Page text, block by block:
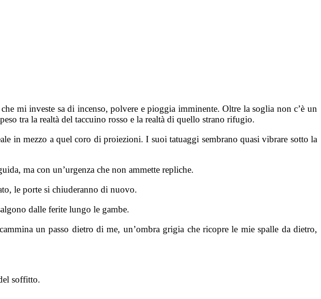
mi investe sa di incenso, polvere e pioggia imminente. Oltre la soglia non c’è un
tra la realtà del taccuino rosso e la realtà di quello strano rifugio.
in mezzo a quel coro di proiezioni. I suoi tatuaggi sembrano quasi vibrare sotto la
ma con un’urgenza che non ammette repliche.
le porte si chiuderanno di nuovo.
dalle ferite lungo le gambe.
un passo dietro di me, un’ombra grigia che ricopre le mie spalle da dietro,
soffitto.